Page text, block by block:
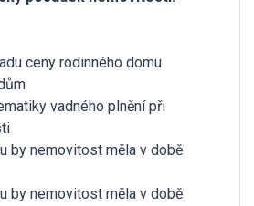
ceny rodinného domu
vadného plnění při
by nemovitost měla v době
by nemovitost měla v době